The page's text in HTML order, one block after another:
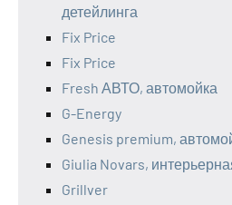
детейлинга
Fix Price
Fix Price
Fresh АВТО, автомойка
G-Energy
Genesis premium,
Giulia Novars,
Grillver